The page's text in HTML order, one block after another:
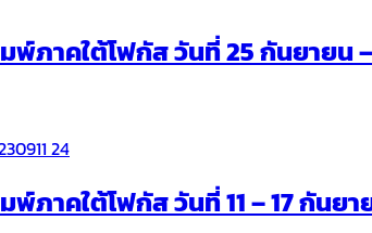
ภาคใต้โฟกัส วันที่ 25 กันยายน
ภาคใต้โฟกัส วันที่ 11 – 17 กันยา